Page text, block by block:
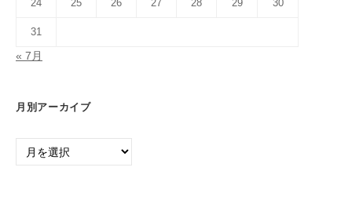
24 25 26 27 28 29 30
31
« 7月
月別アーカイブ
月